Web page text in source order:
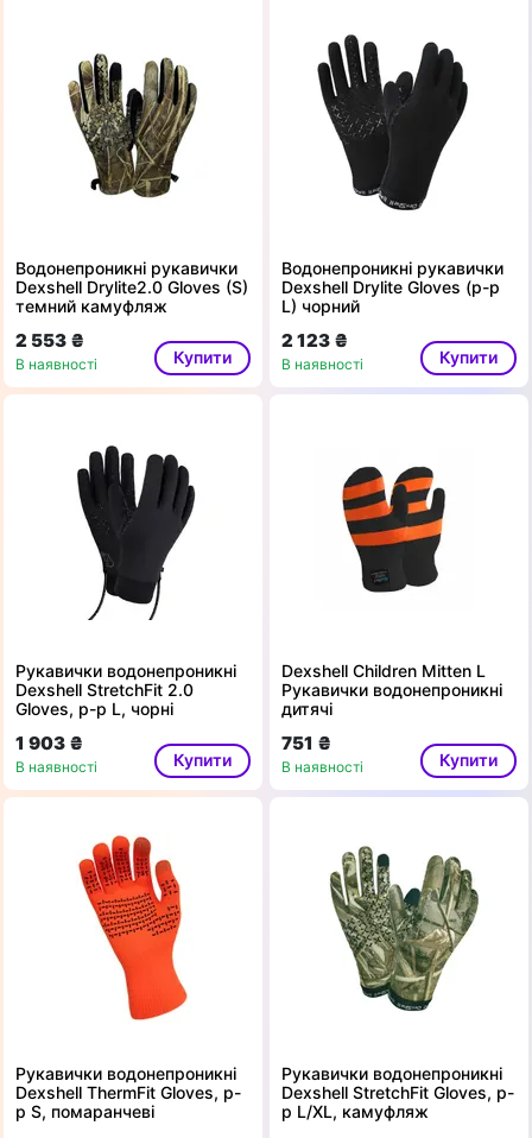
Водонепроникні рукавички
Dexshell Drylite2.0 Gloves (S)
темний камуфляж
2 553 ₴
В наявності Купити
Водонепроникні рукавички
Dexshell Drylite Gloves (р-р
L) чорний
2 123 ₴
В наявності Купити
Рукавички водонепроникні
Dexshell StretchFit 2.0
Gloves, р-р L, чорні
1 903 ₴
В наявності Купити
Dexshell Children Mitten L
Рукавички водонепроникні
дитячі
751 ₴
В наявності Купити
Рукавички водонепроникні
Dexshell ThermFit Gloves, p-
p S, помаранчеві
Рукавички водонепроникні
Dexshell StretchFit Gloves, р-
р L/XL, камуфляж